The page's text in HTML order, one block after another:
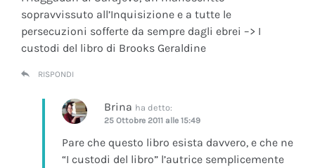
sopravvissuto all’Inquisizione e a tutte le
persecuzioni sofferte da sempre dagli ebrei –> I
custodi del libro di Brooks Geraldine
RISPONDI
Brina ha detto:
25 Ottobre 2011 alle 15:49
Pare che questo libro esista davvero, e che ne
“I custodi del libro” l’autrice semplicemente